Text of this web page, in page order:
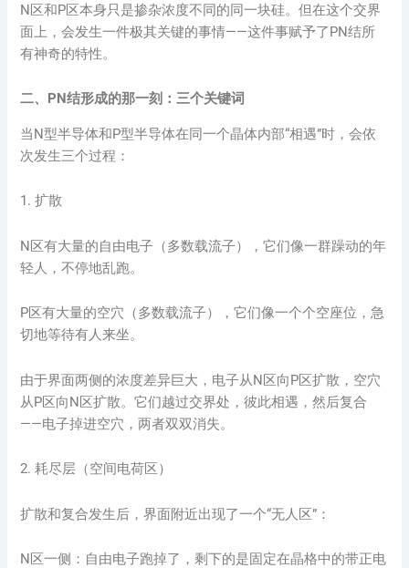
N区和P区本身只是掺杂浓度不同的同一块硅。但在这个交界
面上，会发生一件极其关键的事情——这件事赋予了PN结所
有神奇的特性。
二、PN结形成的那一刻：三个关键词
当N型半导体和P型半导体在同一个晶体内部“相遇”时，会依
次发生三个过程：
1. 扩散
N区有大量的自由电子（多数载流子），它们像一群躁动的年
轻人，不停地乱跑。
P区有大量的空穴（多数载流子），它们像一个个空座位，急
切地等待有人来坐。
由于界面两侧的浓度差异巨大，电子从N区向P区扩散，空穴
从P区向N区扩散。它们越过交界处，彼此相遇，然后复合
——电子掉进空穴，两者双双消失。
2. 耗尽层（空间电荷区）
扩散和复合发生后，界面附近出现了一个“无人区”：
N区一侧：自由电子跑掉了，剩下的是固定在晶格中的带正电